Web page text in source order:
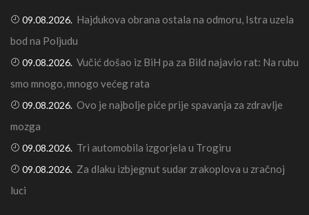
09.08.2026. Hajdukova obrana ostala na odmoru, Istra uzela
bod na Poljudu
09.08.2026. Vučić došao iz BiH pa za Bild najavio rat: Na rubu
smo mnogo, mnogo većeg rata
09.08.2026. Ovo je najbolje piće prije spavanja za zdravlje
mozga
09.08.2026. Tri automobila izgorjela u Trogiru
09.08.2026. Za dlaku izbjegnut sudar zrakoplova u zračnoj
luci